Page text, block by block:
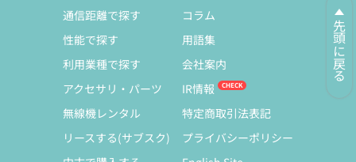
先頭に戻る
通信距離で探す
性能で探す
利用業種で探す
アクセサリ・パーツ
無線機レンタル
リースする(サブスク)
コラム
用語集
会社案内
IR情報
特定商取引法表記
プライバシーポリシー